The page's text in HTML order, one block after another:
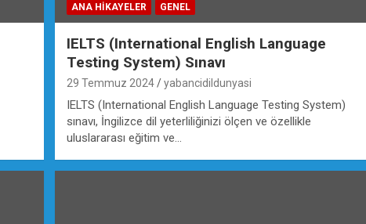
ANA HIKAYELER GENEL
IELTS (International English Language
Testing System) Sınavı
29 Temmuz 2024 yabancidildunyasi
IELTS (International English Language Testing System)
sınavı, İngilizce dil yeterliliğinizi ölçen ve özellikle
uluslararası eğitim ve…